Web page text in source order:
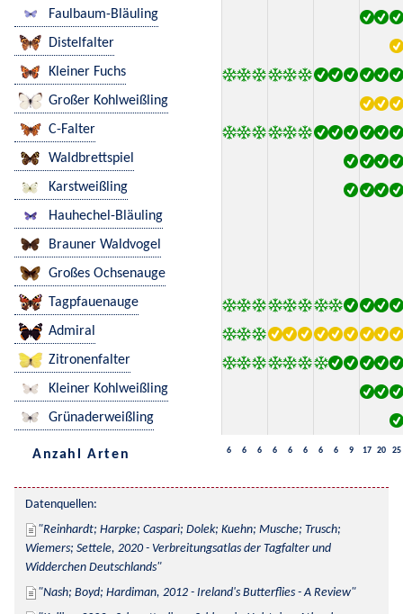
Faulbaum-Bläuling
Distelfalter
Kleiner Fuchs
Großer Kohlweißling
C-Falter
Waldbrettspiel
Karstweißling
Hauhechel-Bläuling
Brauner Waldvogel
Großes Ochsenauge
Tagpfauenauge
Admiral
Zitronenfalter
Kleiner Kohlweißling
Grünaderweißling
Anzahl Arten 6 6 6 6 6 6 6 6 9 17 20 25
Datenquellen:
Reinhardt; Harpke; Caspari; Dolek; Kuehn; Musche; Trusch;
Wiemers; Settele, 2020 - Verbreitungsatlas der Tagfalter und
Widderchen Deutschlands
Nash; Boyd; Hardiman, 2012 - Ireland's Butterflies - A Review